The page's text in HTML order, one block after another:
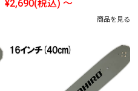
¥2,690(税込) ～
商品を見る